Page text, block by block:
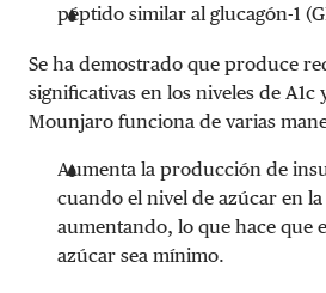
péptido similar al glucagón-1
Se ha demostrado que produce
significativas en los niveles de
Mounjaro funciona de varias
Aumenta la producción de
cuando el nivel de azúcar en la
aumentando, lo que hace que
azúcar sea mínimo.